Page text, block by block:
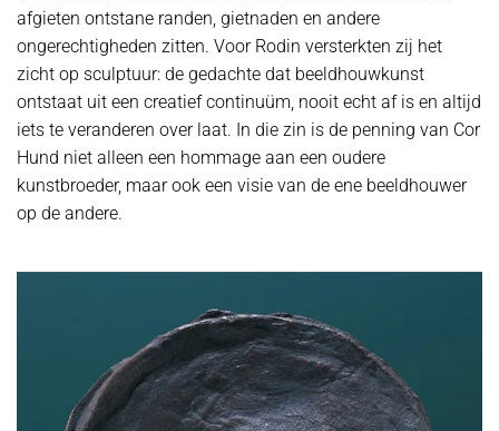
afgieten ontstane randen, gietnaden en andere
ongerechtigheden zitten. Voor Rodin versterkten zij het
zicht op sculptuur: de gedachte dat beeldhouwkunst
ontstaat uit een creatief continuüm, nooit echt af is en altijd
iets te veranderen over laat. In die zin is de penning van Cor
Hund niet alleen een hommage aan een oudere
kunstbroeder, maar ook een visie van de ene beeldhouwer
op de andere.